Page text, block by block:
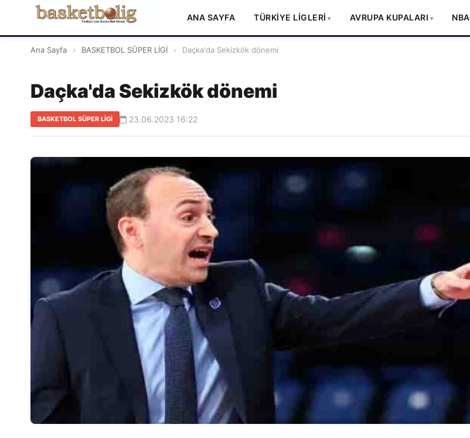
ANA SAYFA TÜRKİYE LİGLERİ AVRUPA KUPALARI NBA
Ana Sayfa › BASKETBOL SÜPER LİGİ › Daçka'da Sekizkök dönemi
Daçka'da Sekizkök dönemi
BASKETBOL SÜPER LİGİ 23.06.2023 16:22